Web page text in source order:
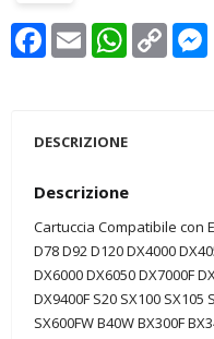
Facebook
Email WhatsApp
Copy
Link
DESCRIZIONE
Descrizione
Cartuccia Compatibile con
D78 D92 D120 DX4000
DX6000 DX6050 DX7000F
DX9400F S20 SX100 SX105
SX600FW B40W BX300F